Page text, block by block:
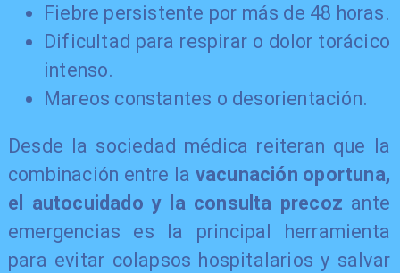
Fiebre persistente por más de 48 horas.
Dificultad para respirar o dolor torácico
intenso.
Mareos constantes o desorientación.
Desde la sociedad médica reiteran que la
combinación entre la vacunación oportuna,
el autocuidado y la consulta precoz ante
emergencias es la principal herramienta
para evitar colapsos hospitalarios y salvar